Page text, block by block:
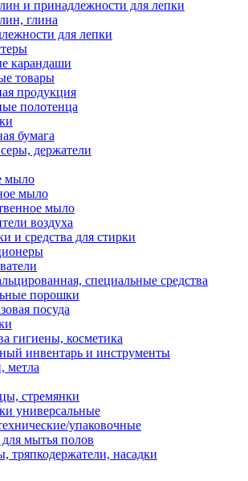
и принадлежности для лепки
глина
для лепки
карандаши
товары
продукция
полотенца
бумага
держатели
мыло
мыло
мыло
воздуха
и средства для стирки
специальные средства
порошки
посуда
гигиены, косметика
инвентарь и инструменты
метла
стремянки
универсальные
упаковочные
мытья полов
тряпкодержатели, насадки